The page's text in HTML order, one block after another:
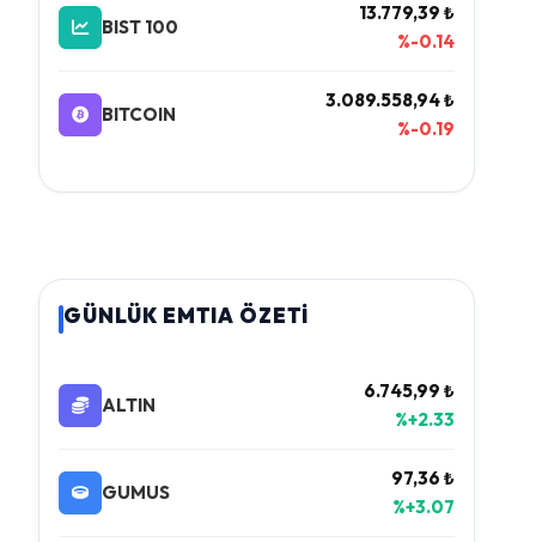
BIST 100
13.779,39 ₺
%-0.14
BITCOIN
3.089.558,94 ₺
%-0.19
GÜNLÜK EMTIA ÖZETİ
ALTIN
6.745,99 ₺
%+2.33
GUMUS
97,36 ₺
%+3.07